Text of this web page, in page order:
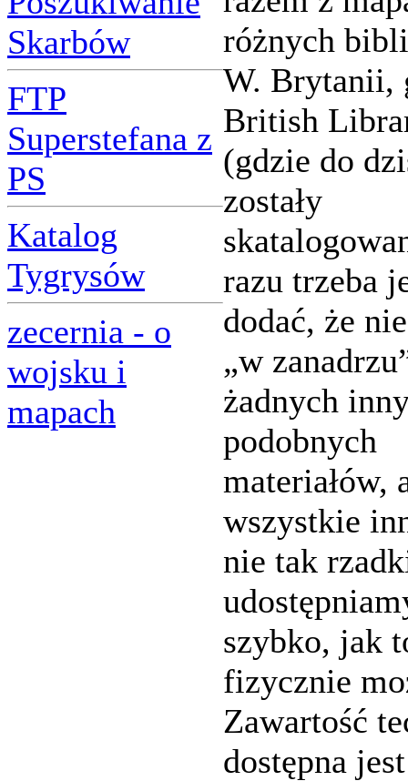
Skarbów
FTP
Superstefana z
PS
Katalog
Tygrysów
zecernia - o
wojsku i
mapach
różnych
W. Brytanii,
British
(gdzie do
zostały
razu trzeba
dodać, że
„w
żadnych
podobnych
materiałów,
wszystkie
nie tak
szybko, jak
fizycznie
Zawartość
dostępna